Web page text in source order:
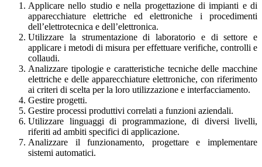
Applicare nello studio e nella progettazione di impianti e di
apparecchiature elettriche ed elettroniche i procedimenti
dell’elettrotecnica e dell’elettronica.
Utilizzare la strumentazione di laboratorio e di settore e
applicare i metodi di misura per effettuare verifiche, controlli e
collaudi.
Analizzare tipologie e caratteristiche tecniche delle macchine
elettriche e delle apparecchiature elettroniche, con riferimento
ai criteri di scelta per la loro utilizzazione e interfacciamento.
Gestire progetti.
Gestire processi produttivi correlati a funzioni aziendali.
Utilizzare linguaggi di programmazione, di diversi livelli,
riferiti ad ambiti specifici di applicazione.
Analizzare il funzionamento, progettare e implementare
sistemi automatici.